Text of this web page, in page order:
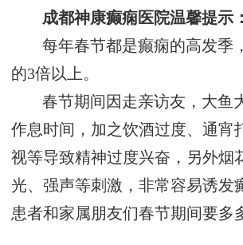
成都神康癫痫医院温馨提示：
每年春节都是癫痫的高发季
的3倍以上。
春节期间因走亲访友，大鱼
作息时间，加之饮酒过度、通宵
视等导致精神过度兴奋，另外烟
光、强声等刺激，非常容易诱发
患者和家属朋友们春节期间要多